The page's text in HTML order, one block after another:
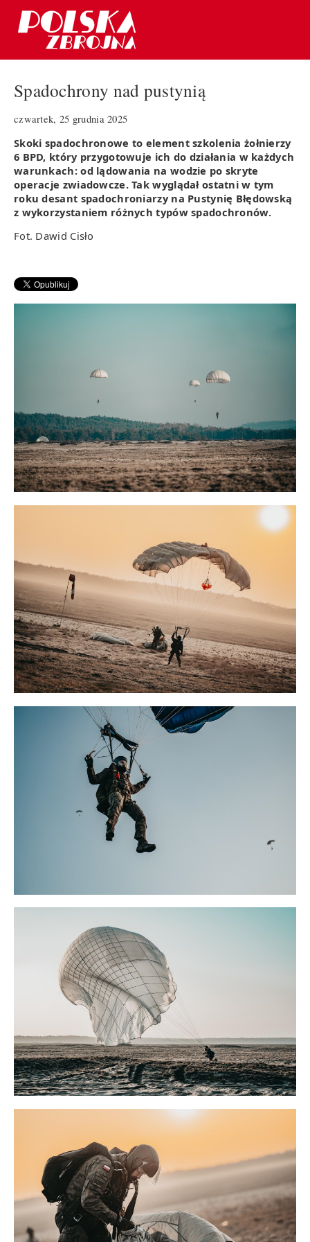
Spadochrony nad pustynią
czwartek, 25 grudnia 2025
Skoki spadochronowe to element szkolenia żołnierzy
6 BPD, który przygotowuje ich do działania w każdych
warunkach: od lądowania na wodzie po skryte
operacje zwiadowcze. Tak wyglądał ostatni w tym
roku desant spadochroniarzy na Pustynię Błędowską
z wykorzystaniem różnych typów spadochronów.
Fot. Dawid Cisło